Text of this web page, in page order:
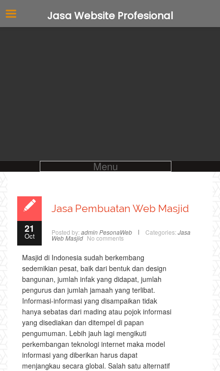
Menu
21
Oct
Jasa Pembuatan Web Masjid
Posted by: admin PesonaWeb Categories: Jasa
Web Masjid No comments
Masjid di Indonesia sudah berkembang
sedemikian pesat, baik dari bentuk dan design
bangunan, jumlah infak yang didapat, jumlah
pengurus dan jumlah jamaah yang terlibat.
Informasi-informasi yang disampaikan tidak
hanya sebatas dari mading atau pojok informasi
yang disediakan dan ditempel di papan
pengumuman. Lebih jauh lagi mengikuti
perkembangan teknologi internet maka model
informasi yang diberikan harus dapat
menjangkau secara global. Salah satu alternatif
Jasa Website Profesional